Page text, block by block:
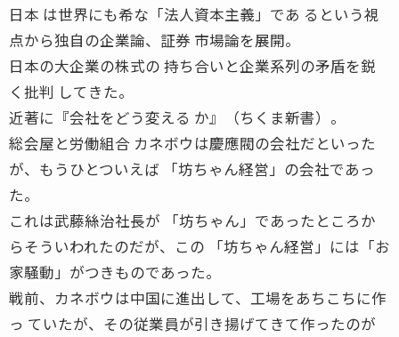
日本 は世界にも希な「法人資本主義」であ るという視
点から独自の企業論、証券 市場論を展開。
日本の大企業の株式の 持ち合いと企業系列の矛盾を鋭
く批判 してきた。
近著に『会社をどう変える か』（ちくま新書）。
総会屋と労働組合 カネボウは慶應閥の会社だといった
が、もうひとついえば 「坊ちゃん経営」の会社であっ
た。
これは武藤絲治社長が 「坊ちゃん」であったところか
らそういわれたのだが、この 「坊ちゃん経営」には「お
家騒動」がつきものであった。
戦前、カネボウは中国に進出して、工場をあちこちに作
っ ていたが、その従業員が引き揚げてきて作ったのが